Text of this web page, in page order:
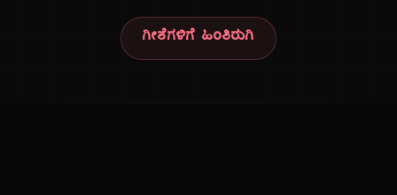
ಗೀತೆಗಳಿಗೆ ಹಿಂತಿರುಗಿ